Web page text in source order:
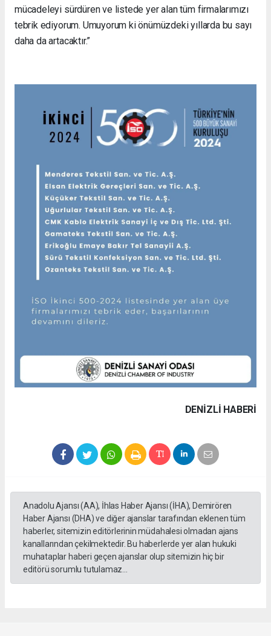
mücadeleyi sürdüren ve listede yer alan tüm firmalarımızı
tebrik ediyorum. Umuyorum ki önümüzdeki yıllarda bu sayı
daha da artacaktır.”
DENIZLI HABERİ
Anadolu Ajansı (AA), İhlas Haber Ajansı (İHA), Demirören
Haber Ajansı (DHA) ve diğer ajanslar tarafından eklenen tüm
haberler, sitemizin editörlerinin müdahalesi olmadan ajans
kanallarından çekilmektedir. Bu haberlerde yer alan hukuki
muhataplar haberi geçen ajanslar olup sitemizin hiç bir
editörü sorumlu tutulamaz...